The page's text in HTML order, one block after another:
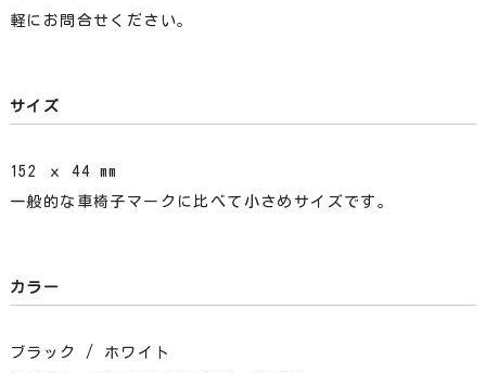
軽にお問合せください。
サイズ
152 ｘ 44 mm
一般的な車椅子マークに比べて小さめサイズです。
カラー
ブラック / ホワイト